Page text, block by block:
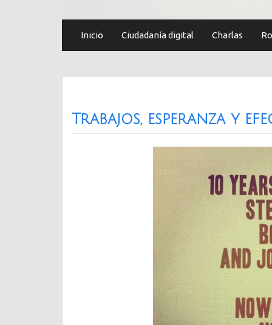
Inicio Ciudadanía digital Charlas
Trabajos, esperanza y